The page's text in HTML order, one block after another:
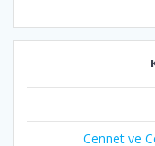
Cennet ve